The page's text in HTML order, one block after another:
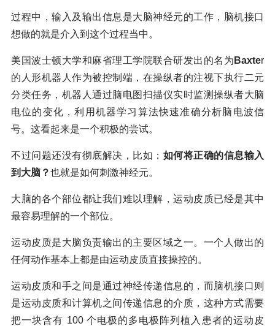
过程中，输入及输出信息是大脑神经元的工作，脑机接口
想做的就是介入到这个过程当中。
美国波士顿大学和麻省理工学院联合研发出的名为 Baxter
的人形机器人作为被控制端，在操纵者的注视下执行二元
分类任务，机器人通过脑电图扫描仪实时监测操纵者大脑
电位的变化，利用机器学习算法快速准确分析脑电波信
号。这看起来是一个积极的尝试。
不过问题还没有彻底解决，比如： 如何将正确的信息输入
到大脑？也就是如何刺激神经元。
大脑的各个部位都让我们难以理解，运动皮质已经是其中
最容易理解的一个部位。
运动皮质是大脑负责输出的主要区域之一。一个人做出的
任何动作基本上都是由运动皮质直接操控的。
运动皮质和手之间是通过神经传递信息的，而脑机接口则
是运动皮质和计算机之间传递信息的介质，这种方式需要
把一块含有 100 个电极的多电极阵列植入患者的运动皮